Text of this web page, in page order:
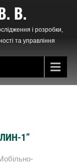
В.
і розробки,
та управління
1”